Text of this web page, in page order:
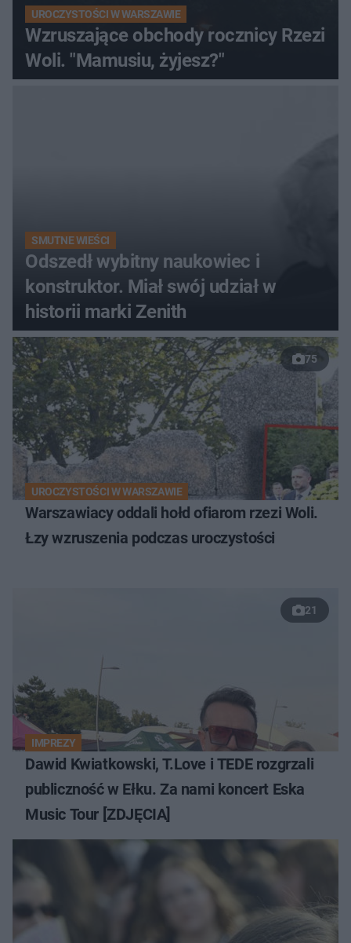
UROCZYSTOŚCI W WARSZAWIE
Wzruszające obchody rocznicy Rzezi
Woli. "Mamusiu, żyjesz?"
SMUTNE WIEŚCI
Odszedł wybitny naukowiec i
konstruktor. Miał swój udział w
historii marki Zenith
75
UROCZYSTOŚCI W WARSZAWIE
Warszawiacy oddali hołd ofiarom rzezi Woli.
Łzy wzruszenia podczas uroczystości
21
IMPREZY
Dawid Kwiatkowski, T.Love i TEDE rozgrzali
publiczność w Ełku. Za nami koncert Eska
Music Tour [ZDJĘCIA]